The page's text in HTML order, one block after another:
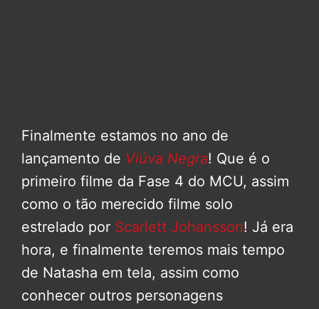
Finalmente estamos no ano de
lançamento de Viúva Negra! Que é o
primeiro filme da Fase 4 do MCU, assim
como o tão merecido filme solo
estrelado por Scarlett Johansson! Já era
hora, e finalmente teremos mais tempo
de Natasha em tela, assim como
conhecer outros personagens